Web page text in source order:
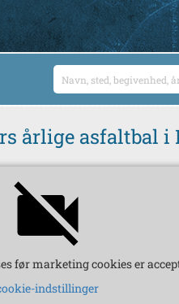
årlige asfaltbal i
før marketing cookies er
indstillinger